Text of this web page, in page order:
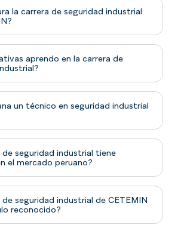
la carrera de seguridad industrial
aprendo en la carrera de
un técnico en seguridad industrial
de seguridad industrial tiene
el mercado peruano?
de seguridad industrial de CETEMIN
reconocido?